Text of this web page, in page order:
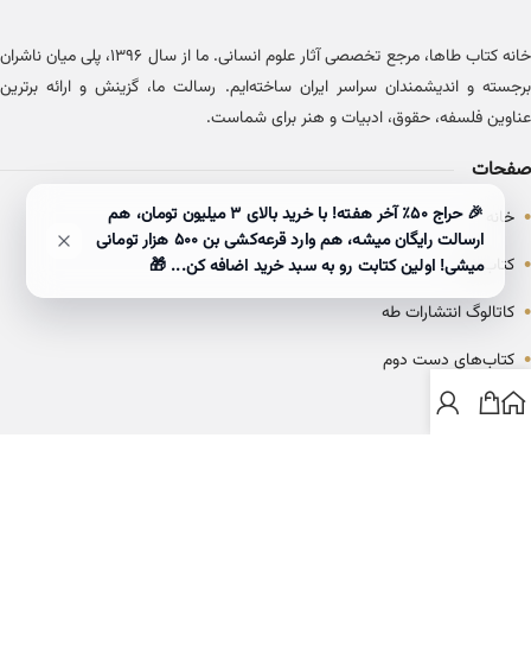
خانه کتاب طاها، مرجع تخصصی آثار علوم انسانی. ما از سال ۱۳۹۶، پلی میان ناشران
برجسته و اندیشمندان سراسر ایران ساخته‌ایم. رسالت ما، گزینش و ارائه برترین
عناوین فلسفه، حقوق، ادبیات و هنر برای شماست.
صفحات
• خانه
• کتاب‌ها
• کاتالوگ انتشارات طه
• کتاب‌های دست دوم
• بلاگ
🎉 حراج ۵۰٪ آخر هفته! با خرید بالای 3 میلیون تومان، هم
ارسالت رایگان میشه، هم وارد قرعه‌کشی بن ۵۰۰ هزار تومانی
میشی! اولین کتابت رو به سبد خرید اضافه کن... 🎁